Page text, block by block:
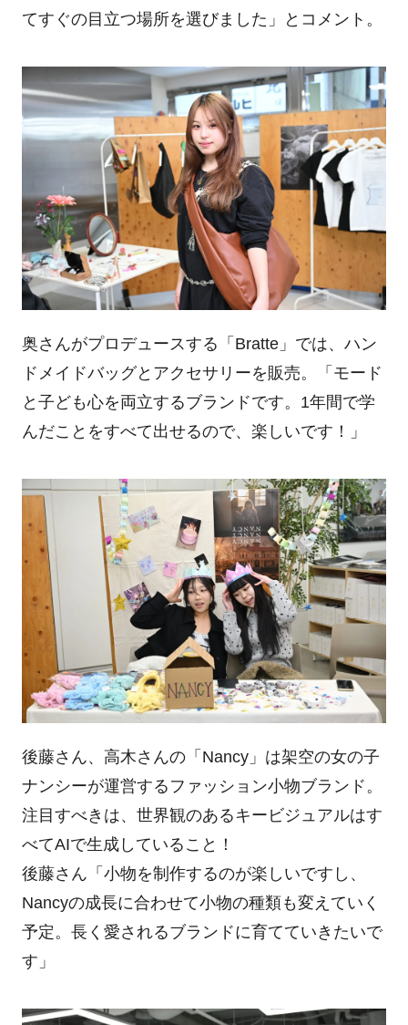
てすぐの目立つ場所を選びました」とコメント。
奥さんがプロデュースする「Bratte」では、ハン
ドメイドバッグとアクセサリーを販売。「モード
と子ども心を両立するブランドです。1年間で学
んだことをすべて出せるので、楽しいです！」
後藤さん、高木さんの「Nancy」は架空の女の子
ナンシーが運営するファッション小物ブランド。
注目すべきは、世界観のあるキービジュアルはす
べてAIで生成していること！
後藤さん「小物を制作するのが楽しいですし、
Nancyの成長に合わせて小物の種類も変えていく
予定。長く愛されるブランドに育てていきたいで
す」